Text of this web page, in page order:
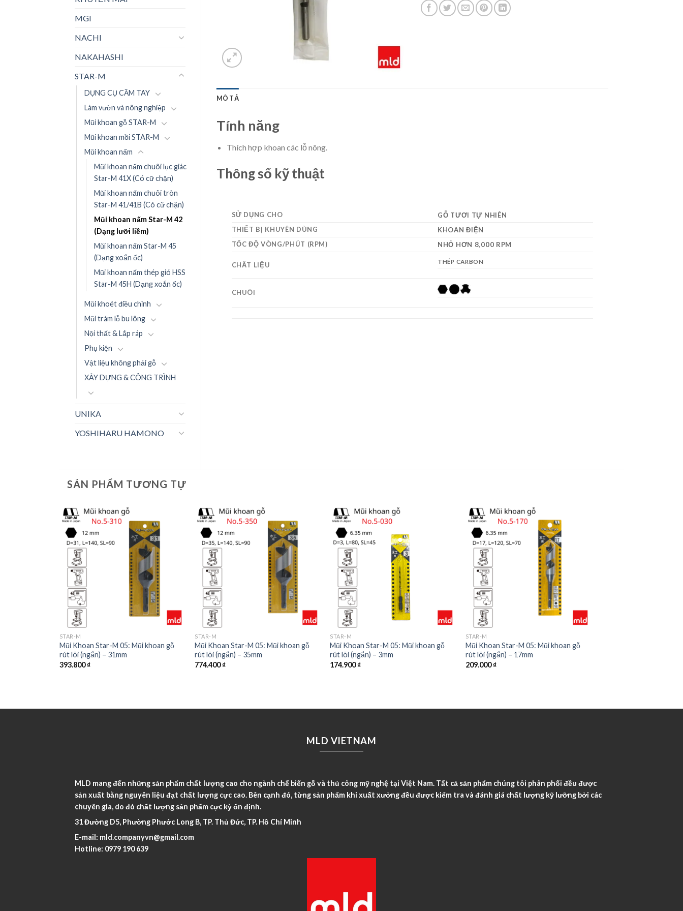
MGI
NACHI
NAKAHASHI
STAR-M
DỤNG CỤ CẦM TAY
Làm vườn và nông nghiệp
Mũi khoan gỗ STAR-M
Mũi khoan mồi STAR-M
Mũi khoan nấm
Mũi khoan nấm chuôi lục giác
Star-M 41X (Có cữ chặn)
Mũi khoan nấm chuôi tròn
Star-M 41/41B (Có cữ chặn)
Mũi khoan nấm Star-M 42
(Dạng lưỡi liềm)
Mũi khoan nấm Star-M 45
(Dạng xoắn ốc)
Mũi khoan nấm thép gió HSS
Star-M 45H (Dạng xoắn ốc)
Mũi khoét điều chỉnh
Mũi trám lỗ bu lông
Nội thất & Lắp ráp
Phụ kiện
Vật liệu không phải gỗ
XÂY DỰNG & CÔNG TRÌNH
UNIKA
YOSHIHARU HAMONO
MÔ TẢ
Tính năng
Thích hợp khoan các lỗ nông.
Thông số kỹ thuật
SỬ DỤNG CHO
GỖ TƯƠI TỰ NHIÊN
THIẾT BỊ KHUYÊN DÙNG
KHOAN ĐIỆN
TỐC ĐỘ VÒNG/PHÚT (RPM)
NHỎ HƠN 8,000 RPM
CHẤT LIỆU THÉP CARBON
CHUÔI
SẢN PHẨM TƯƠNG TỰ
STAR-M
Mũi Khoan Star-M 05: Mũi khoan gỗ
rút lõi (ngắn) – 31mm
393.800₫
STAR-M
Mũi Khoan Star-M 05: Mũi khoan gỗ
rút lõi (ngắn) – 35mm
774.400₫
STAR-M
Mũi Khoan Star-M 05: Mũi khoan gỗ
rút lõi (ngắn) – 3mm
174.900₫
STAR-M
Mũi Khoan Star-M 05: Mũi khoan gỗ
rút lõi (ngắn) – 17mm
209.000₫
MLD VIETNAM
MLD mang đến những sản phẩm chất lượng cao cho ngành chế biến gỗ và thủ công mỹ nghệ tại Việt Nam. Tất cả sản phẩm chúng tôi phân phối đều được
sản xuất bằng nguyên liệu đạt chất lượng cực cao. Bên cạnh đó, từng sản phẩm khi xuất xưởng đều được kiểm tra và đánh giá chất lượng kỹ lưỡng bởi các
chuyên gia, do đó chất lượng sản phẩm cực kỳ ổn định.
31 Đường D5, Phường Phước Long B, TP. Thủ Đức, TP. Hồ Chí Minh
E-mail: mld.companyvn@gmail.com
Hotline: 0979 190 639